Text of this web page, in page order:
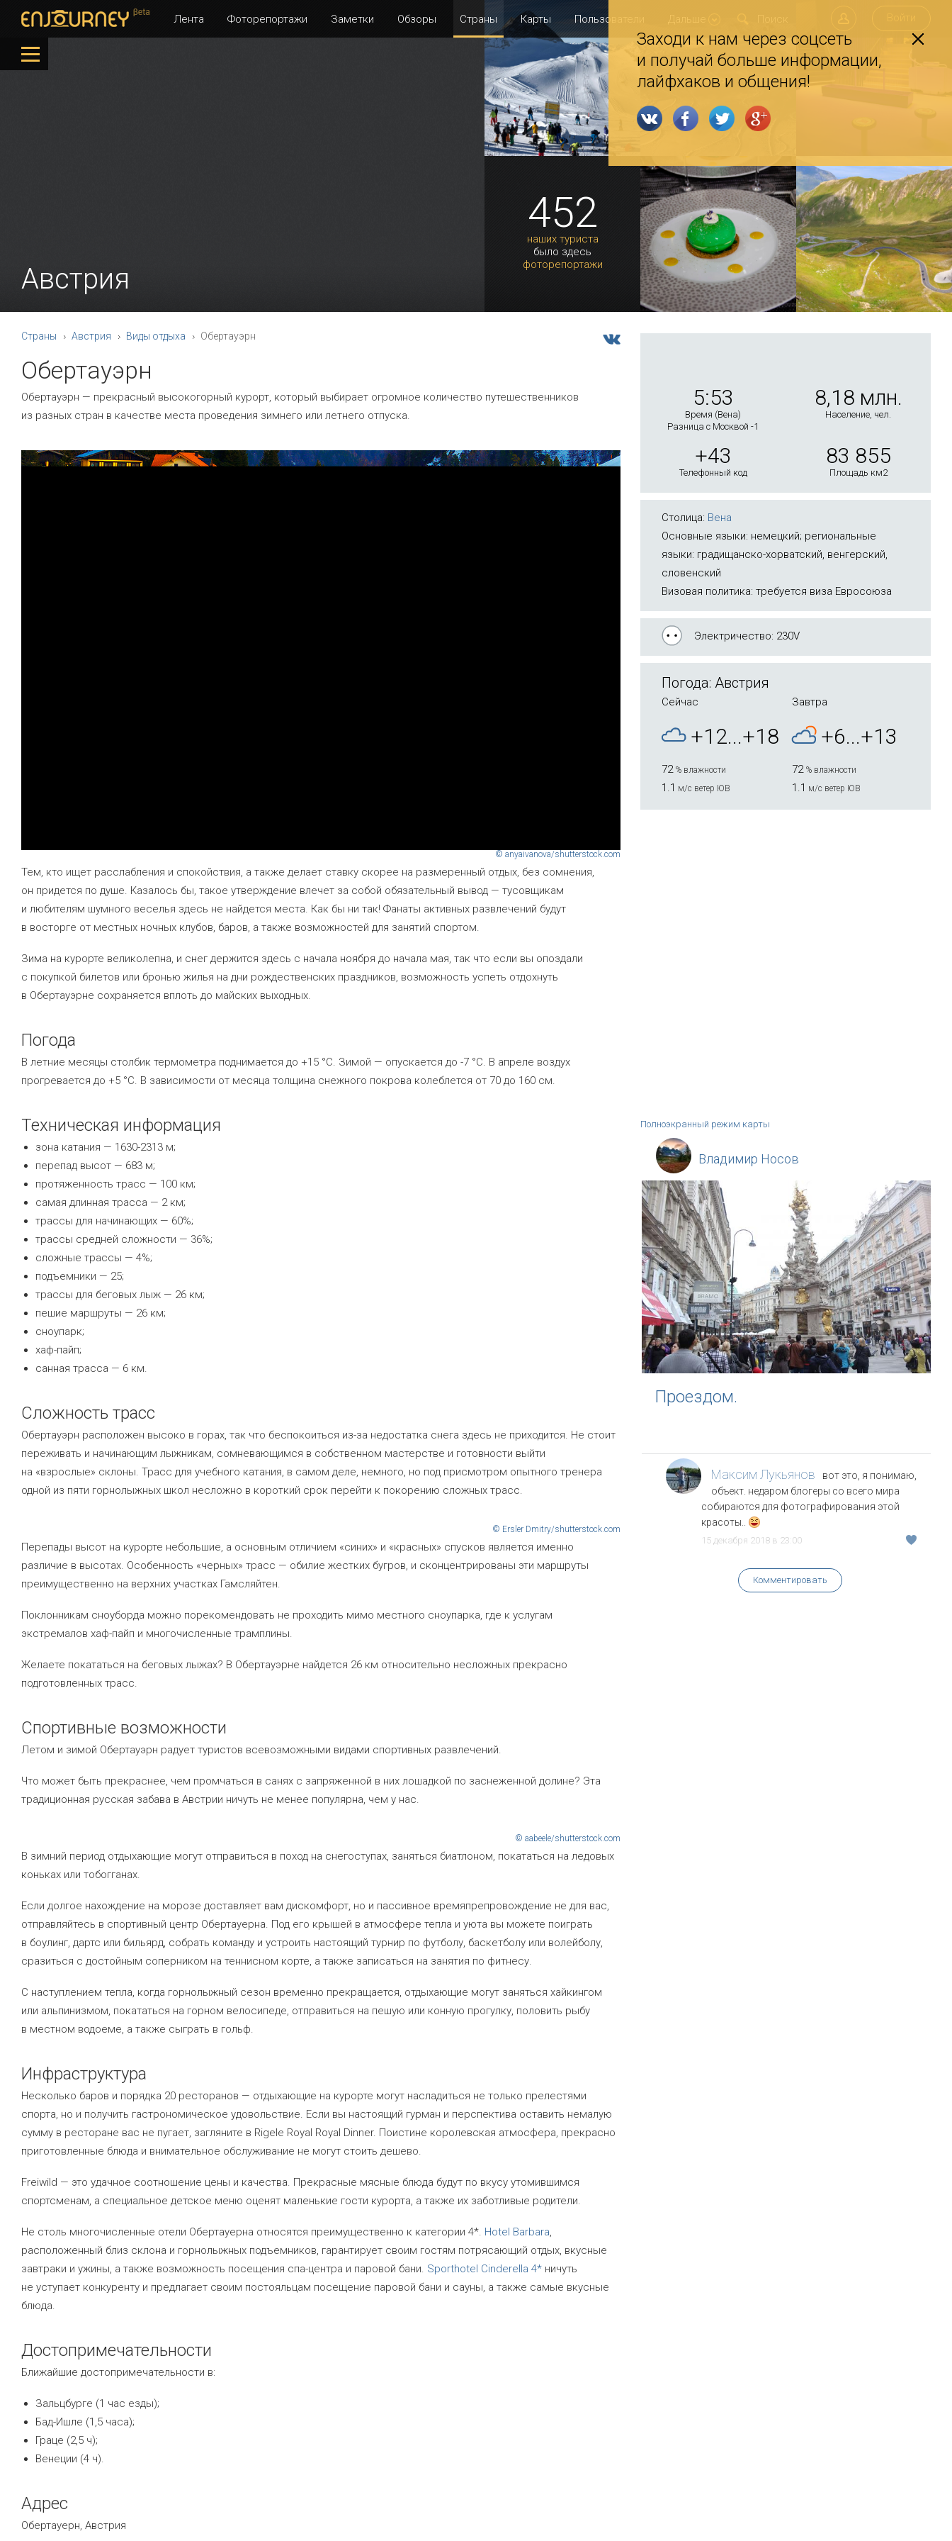
Войти
Лента Фоторепортажи Заметки Обзоры Страны Карты Пользователи Дальше
452
наших туриста
было здесь
фоторепортажи
Австрия
5:53
Время (Вена)
Разница с Москвой -1
8,18 млн.
Население, чел.
+43
Телефонный код
83 855
Площадь км2
Столица: Вена
Основные языки: немецкий; региональные
языки: градищанско-хорватский, венгерский,
словенский
Визовая политика: требуется виза Евросоюза
Электричество: 230V
Погода: Австрия
Сейчас Завтра
+12...+18 +6...+13
72% влажности 72% влажности
1.1 м/с ветер ЮВ 1.1 м/с ветер ЮВ
Полноэкранный режим карты
Владимир Носов
Проездом.
Максим Лукьянов
вот это, я понимаю,
объект. недаром блогеры со всего мира
собираются для фотографирования этой
красоты..
15 декабря 2018 в 23:00
Комментировать
Страны Австрия Виды отдыха Обертауэрн
Обертауэрн
Обертауэрн — прекрасный высокогорный курорт, который выбирает огромное количество путешественников
из разных стран в качестве места проведения зимнего или летнего отпуска.
© anyaivanova/shutterstock.com
Тем, кто ищет расслабления и спокойствия, а также делает ставку скорее на размеренный отдых, без сомнения,
он придется по душе. Казалось бы, такое утверждение влечет за собой обязательный вывод — тусовщикам
и любителям шумного веселья здесь не найдется места. Как бы ни так! Фанаты активных развлечений будут
в восторге от местных ночных клубов, баров, а также возможностей для занятий спортом.
Зима на курорте великолепна, и снег держится здесь с начала ноября до начала мая, так что если вы опоздали
с покупкой билетов или бронью жилья на дни рождественских праздников, возможность успеть отдохнуть
в Обертауэрне сохраняется вплоть до майских выходных.
Погода
В летние месяцы столбик термометра поднимается до +15 °C. Зимой — опускается до -7 °C. В апреле воздух
прогревается до +5 °C. В зависимости от месяца толщина снежного покрова колеблется от 70 до 160 см.
Техническая информация
зона катания — 1630-2313 м;
перепад высот — 683 м;
протяженность трасс — 100 км;
самая длинная трасса — 2 км;
трассы для начинающих — 60%;
трассы средней сложности — 36%;
сложные трассы — 4%;
подъемники — 25;
трассы для беговых лыж — 26 км;
пешие маршруты — 26 км;
сноупарк;
хаф-пайп;
санная трасса — 6 км.
Сложность трасс
Обертауэрн расположен высоко в горах, так что беспокоиться из-за недостатка снега здесь не приходится. Не стоит
переживать и начинающим лыжникам, сомневающимся в собственном мастерстве и готовности выйти
на «взрослые» склоны. Трасс для учебного катания, в самом деле, немного, но под присмотром опытного тренера
одной из пяти горнолыжных школ несложно в короткий срок перейти к покорению сложных трасс.
© Ersler Dmitry/shutterstock.com
Перепады высот на курорте небольшие, а основным отличием «синих» и «красных» спусков является именно
различие в высотах. Особенность «черных» трасс — обилие жестких бугров, и сконцентрированы эти маршруты
преимущественно на верхних участках Гамсляйтен.
Поклонникам сноуборда можно порекомендовать не проходить мимо местного сноупарка, где к услугам
экстремалов хаф-пайп и многочисленные трамплины.
Желаете покататься на беговых лыжах? В Обертауэрне найдется 26 км относительно несложных прекрасно
подготовленных трасс.
Спортивные возможности
Летом и зимой Обертауэрн радует туристов всевозможными видами спортивных развлечений.
Что может быть прекраснее, чем промчаться в санях с запряженной в них лошадкой по заснеженной долине? Эта
традиционная русская забава в Австрии ничуть не менее популярна, чем у нас.
© aabeele/shutterstock.com
В зимний период отдыхающие могут отправиться в поход на снегоступах, заняться биатлоном, покататься на ледовых
коньках или тобогганах.
Если долгое нахождение на морозе доставляет вам дискомфорт, но и пассивное времяпрепровождение не для вас,
отправляйтесь в спортивный центр Обертауерна. Под его крышей в атмосфере тепла и уюта вы можете поиграть
в боулинг, дартс или бильярд, собрать команду и устроить настоящий турнир по футболу, баскетболу или волейболу,
сразиться с достойным соперником на теннисном корте, а также записаться на занятия по фитнесу.
С наступлением тепла, когда горнолыжный сезон временно прекращается, отдыхающие могут заняться хайкингом
или альпинизмом, покататься на горном велосипеде, отправиться на пешую или конную прогулку, половить рыбу
в местном водоеме, а также сыграть в гольф.
Инфраструктура
Несколько баров и порядка 20 ресторанов — отдыхающие на курорте могут насладиться не только прелестями
спорта, но и получить гастрономическое удовольствие. Если вы настоящий гурман и перспектива оставить немалую
сумму в ресторане вас не пугает, загляните в Rigele Royal Royal Dinner. Поистине королевская атмосфера, прекрасно
приготовленные блюда и внимательное обслуживание не могут стоить дешево.
Freiwild — это удачное соотношение цены и качества. Прекрасные мясные блюда будут по вкусу утомившимся
спортсменам, а специальное детское меню оценят маленькие гости курорта, а также их заботливые родители.
Не столь многочисленные отели Обертауерна относятся преимущественно к категории 4*. Hotel Barbara,
расположенный близ склона и горнолыжных подъемников, гарантирует своим гостям потрясающий отдых, вкусные
завтраки и ужины, а также возможность посещения спа-центра и паровой бани. Sporthotel Cinderella 4* ничуть
не уступает конкуренту и предлагает своим постояльцам посещение паровой бани и сауны, а также самые вкусные
блюда.
Достопримечательности
Ближайшие достопримечательности в:
Зальцбурге (1 час езды);
Бад-Ишле (1,5 часа);
Граце (2,5 ч);
Венеции (4 ч).
Адрес
Обертауерн, Австрия
Заходи к нам через соцсеть
и получай больше информации,
лайфхаков и общения!